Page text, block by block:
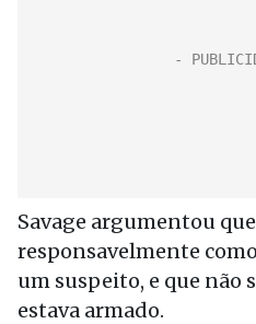
Savage argumentou
responsavelmente
um suspeito, e que não
estava armado.